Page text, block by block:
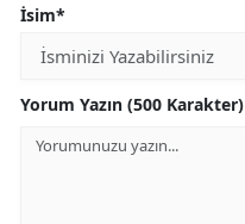
İsim*
Yorum Yazın (500 Karakter)